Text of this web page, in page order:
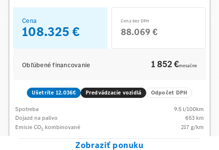
Cena
108.325 €
Cena bez DPH
88.069 €
Obľúbené financovanie 1 852 €mesačne
Ušetríte 12.036€ Predvádzacie vozidlá Odpočet DPH
Spotreba 9.5 l/100km
Dojazd na palivo
653 km
Emisie CO2 kombinované 217 g/km
Zobraziť ponuku